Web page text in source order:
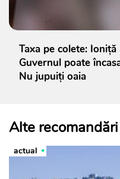
Taxa pe colete:
Guvernul poate
Nu jupuiți oaia
Alte recomandări
actual